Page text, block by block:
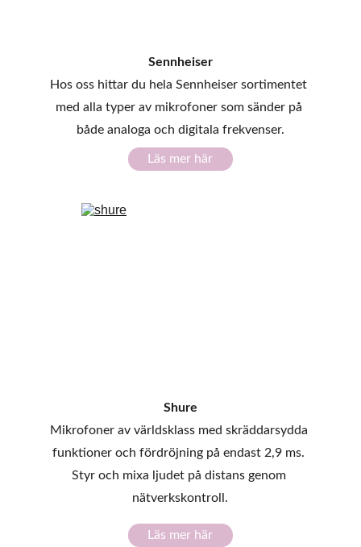
Sennheiser
Hos oss hittar du hela Sennheiser sortimentet
med alla typer av mikrofoner som sänder på
både analoga och digitala frekvenser.
Shure
Mikrofoner av världsklass med skräddarsydda
funktioner och fördröjning på endast 2,9 ms.
Styr och mixa ljudet på distans genom
nätverkskontroll.
Läs mer här
Läs mer här